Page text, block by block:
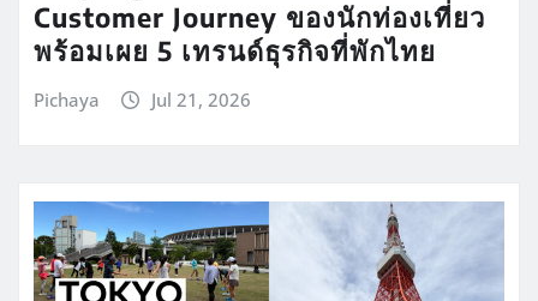
Customer Journey ของนักท่องเที่ยว
พร้อมเผย 5 เทรนด์ธุรกิจที่พักไทย
Pichaya Jul 21, 2026